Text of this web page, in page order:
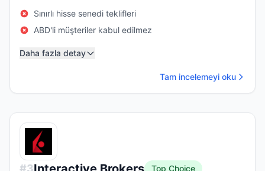
Sınırlı hisse senedi teklifleri
ABD'li müşteriler kabul edilmez
Daha fazla detay
Tam incelemeyi oku
#3 Top Choice